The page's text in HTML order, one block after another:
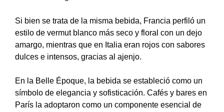
Si bien se trata de la misma bebida, Francia perfiló un
estilo de vermut blanco más seco y floral con un dejo
amargo, mientras que en Italia eran rojos con sabores
dulces e intensos, gracias al ajenjo.
En la Belle Époque, la bebida se estableció como un
símbolo de elegancia y sofisticación. Cafés y bares en
París la adoptaron como un componente esencial de